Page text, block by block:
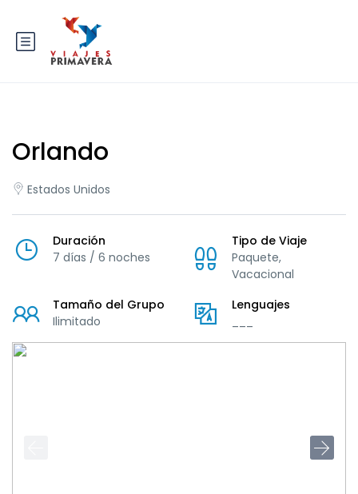
Orlando
Estados Unidos
Duración
7 días / 6 noches
Tipo de Viaje
Paquete,
Vacacional
Tamaño del Grupo
Ilimitado
Lenguajes